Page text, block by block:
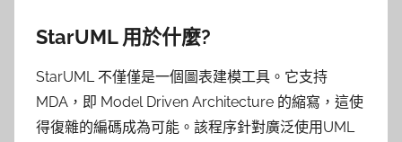
StarUML 用於什麼?
StarUML 不僅僅是一個圖表建模工具。它支持
MDA，即 Model Driven Architecture 的縮寫，這使
得復雜的編碼成為可能。該程序針對廣泛使用UML